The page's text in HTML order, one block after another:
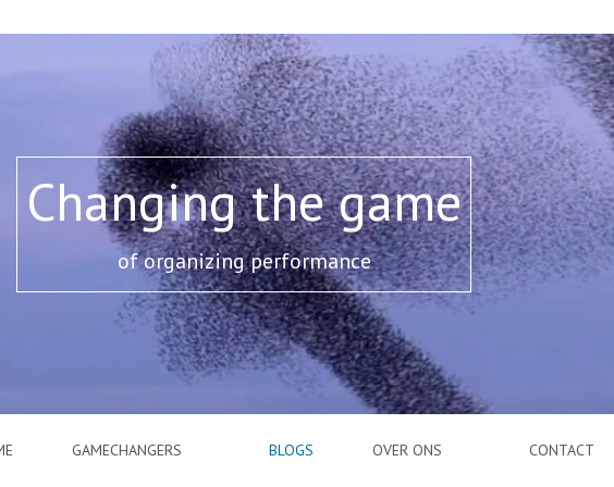
Changing the game
of organizing performance
GAMECHANGERS BLOGS OVER ONS CONTACT